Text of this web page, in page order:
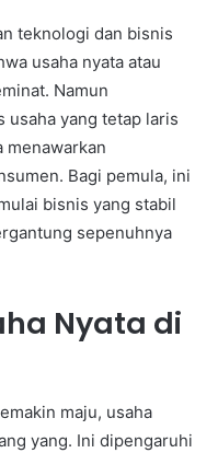
teknologi dan bisnis
usaha nyata atau
Namun
usaha yang tetap laris
menawarkan
Bagi pemula, ini
bisnis yang stabil
sepenuhnya
Nyata di
maju, usaha
yang. Ini dipengaruhi